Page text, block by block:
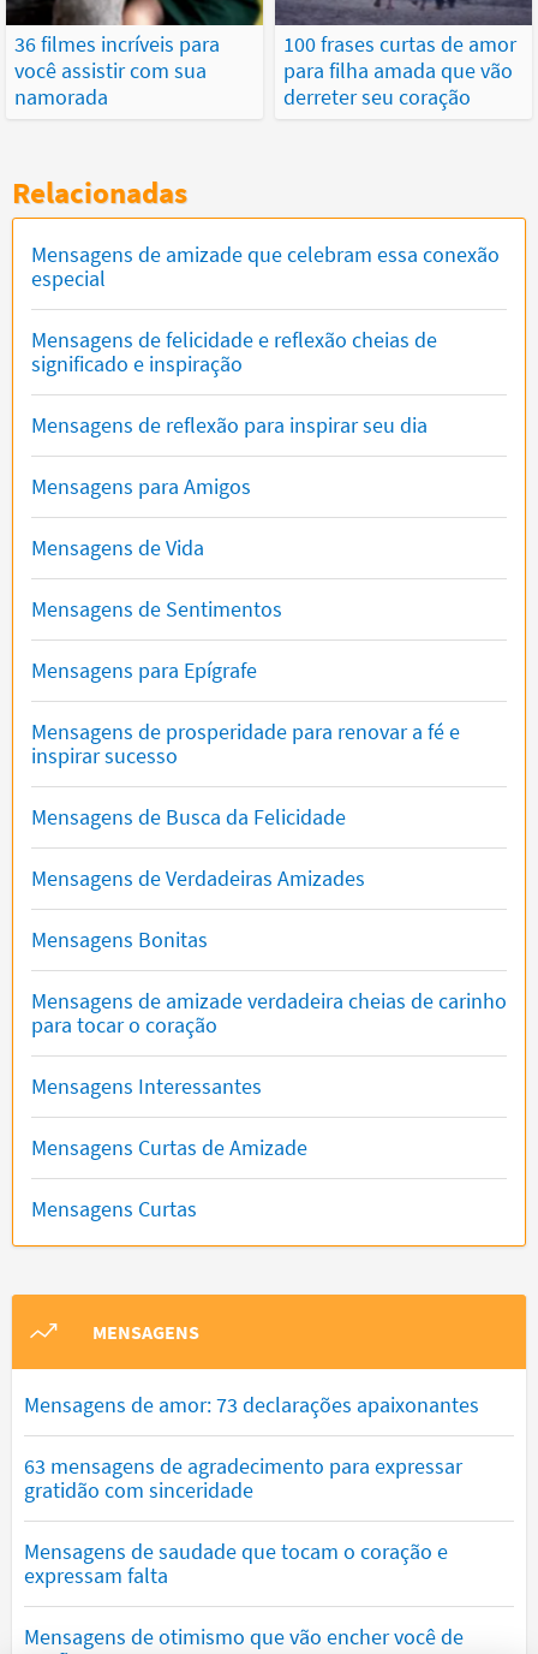
36 filmes incríveis para
você assistir com sua
namorada
100 frases curtas de amor
para filha amada que vão
derreter seu coração
Relacionadas
Mensagens de amizade que celebram essa conexão
especial
Mensagens de felicidade e reflexão cheias de
significado e inspiração
Mensagens de reflexão para inspirar seu dia
Mensagens para Amigos
Mensagens de Vida
Mensagens de Sentimentos
Mensagens para Epígrafe
Mensagens de prosperidade para renovar a fé e
inspirar sucesso
Mensagens de Busca da Felicidade
Mensagens de Verdadeiras Amizades
Mensagens Bonitas
Mensagens de amizade verdadeira cheias de carinho
para tocar o coração
Mensagens Interessantes
Mensagens Curtas de Amizade
Mensagens Curtas
MENSAGENS
Mensagens de amor: 73 declarações apaixonantes
63 mensagens de agradecimento para expressar
gratidão com sinceridade
Mensagens de saudade que tocam o coração e
expressam falta
Mensagens de otimismo que vão encher você de